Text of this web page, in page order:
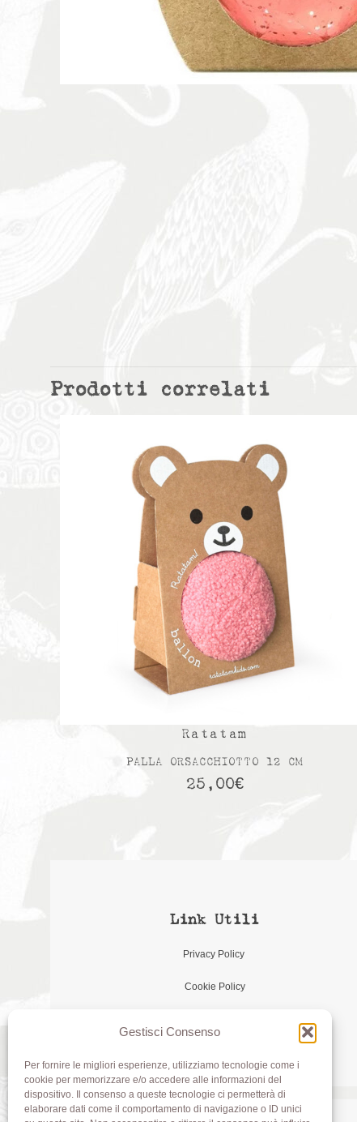
Gestisci Consenso
Per fornire le migliori esperienze, utilizziamo tecnologie come i
cookie per memorizzare e/o accedere alle informazioni del
dispositivo. Il consenso a queste tecnologie ci permetterà di
elaborare dati come il comportamento di navigazione o ID unici
Prodotti correlati
Ratatam
PALLA ORSACCHIOTTO 12 CM
25,00€
Link Utili
Privacy Policy
Cookie Policy